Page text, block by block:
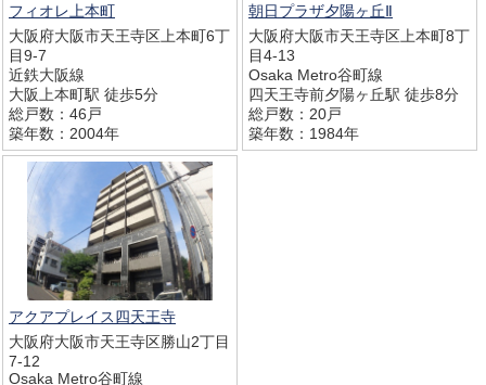
フィオレ上本町
大阪府大阪市天王寺区上本町6丁
目9-7
近鉄大阪線
大阪上本町駅 徒歩5分
総戸数：46戸
築年数：2004年
朝日プラザ夕陽ヶ丘Ⅱ
大阪府大阪市天王寺区上本町8丁
目4-13
Osaka Metro谷町線
四天王寺前夕陽ヶ丘駅 徒歩8分
総戸数：20戸
築年数：1984年
アクアプレイス四天王寺
大阪府大阪市天王寺区勝山2丁目
7-12
Osaka Metro谷町線